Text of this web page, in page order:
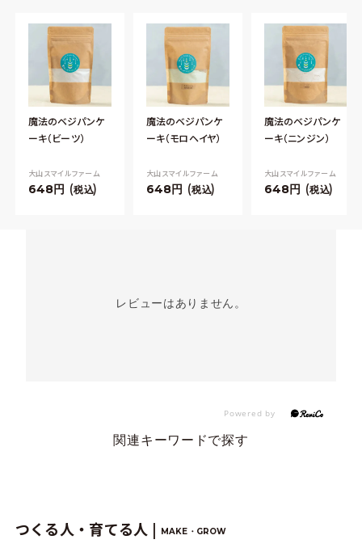
魔法のベジパンケ
ーキ（ビーツ）
大山スマイルファーム
648 税込
魔法のベジパンケ
ーキ（モロヘイヤ）
大山スマイルファーム
648 税込
魔法のベジパンケ
ーキ（ニンジン）
大山スマイルファーム
648 税込
レビューはありません。
関連キーワードで探す
つくる人・育てる人 | MAKE・GROW